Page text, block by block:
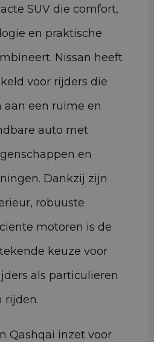
SUV die comfort,
en praktische
Nissan heeft
voor rijders die
aan een ruime en
auto met
en
Dankzij zijn
robuuste
motoren is de
keuze voor
als particulieren
rijden.
Qashqai inzet voor